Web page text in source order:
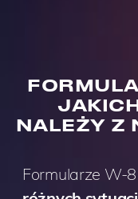
NALEŻY Z
Formularze W-